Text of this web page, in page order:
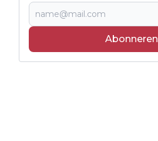
Abonneren